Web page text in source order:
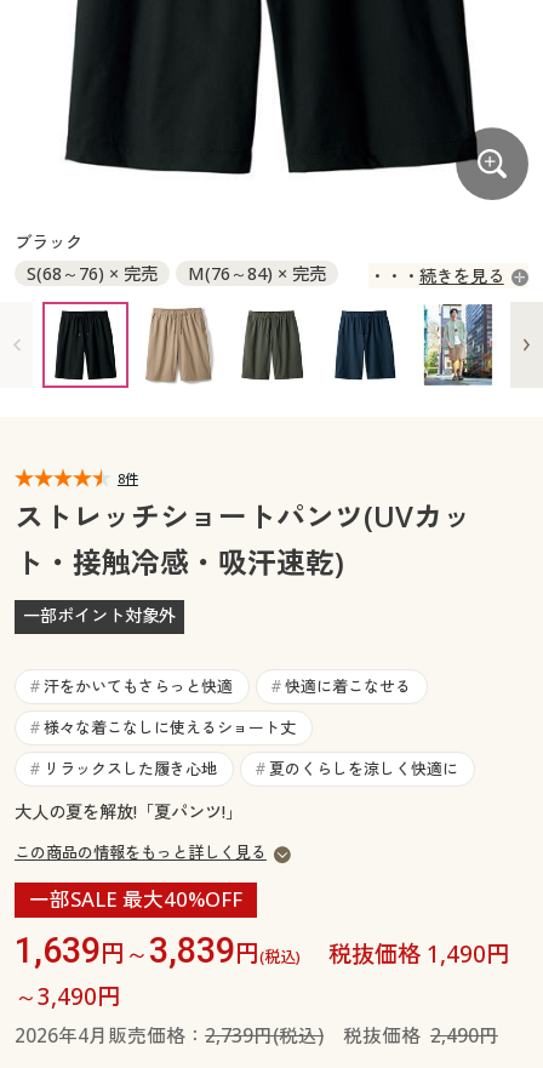
ジュニア・ティーンズ下着
大きいサイズ レディース服
大きいサイズ レディース下着
大きいサイズ 事務・制服
バーゲンセール
シークレットセール
詳細検索
商品カテゴリ一覧
カタログ・チラシからのご注文
デジタルカタログ
カタログ無料プレゼント
マイページ
閲覧履歴
お気に入り
サポート
ご利用ガイド
よくある質問とお問い合わせ
大きいサイズ レディース下着
大きいサイズ メンズ
大きいサイズ 事務・制服
シークレットセール
商品カテゴリ一覧
カタログ
カタログ・チラシからのご注文
カタログ無料プレゼント
会員メニュー
閲覧履歴
お気に入り
サポート
よくある質問とお問い合わせ
ブラック
S(68～76) × 完売
M(76～84) × 完売
L(84～94) ◎ 在庫あり
3L(98～108) × 完売
続きを見る
8件
ストレッチショートパンツ(UVカッ
ト・接触冷感・吸汗速乾)
一部ポイント対象外
# 汗をかいてもさらっと快適 # 快適に着こなせる
# 様々な着こなしに使えるショート丈
# リラックスした履き心地 # 夏のくらしを涼しく快適に
大人の夏を解放!「夏パンツ!」
この商品の情報をもっと詳しく見る
一部SALE 最大40%OFF
1,639円～3,839円(税込)
税抜価格 1,490円
～3,490円
2026年4月販売価格： 2,739円(税込)税抜価格 2,490円